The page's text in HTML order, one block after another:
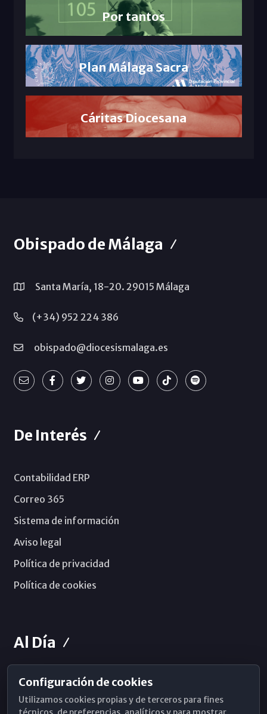
Por tantos
Plan Málaga Sacra
Cáritas Diocesana
Obispado de Málaga
Santa María, 18-20. 29015 Málaga
(+34) 952 224 386
obispado@diocesismalaga.es
De Interés
Contabilidad ERP
Correo 365
Sistema de información
Aviso legal
Política de privacidad
Política de cookies
Al Día
Horarios de Misa
Hemeroteca
Configuración de cookies
Utilizamos cookies propias y de terceros para fines